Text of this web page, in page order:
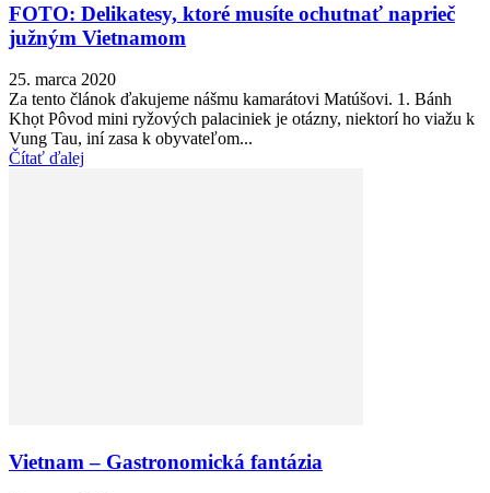
FOTO: Delikatesy, ktoré musíte ochutnať naprieč
južným Vietnamom
25. marca 2020
Za tento článok ďakujeme nášmu kamarátovi Matúšovi. 1. Bánh
Khọt Pôvod mini ryžových palaciniek je otázny, niektorí ho viažu k
Vung Tau, iní zasa k obyvateľom...
Čítať ďalej
Vietnam – Gastronomická fantázia